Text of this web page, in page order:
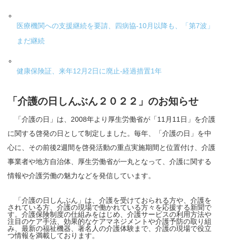
医療機関への支援継続を要請、四病協-10月以降も、「第7波」
まだ継続
健康保険証、来年12月2日に廃止-経過措置1年
「介護の日しんぶん２０２２」のお知らせ
「介護の日」は、2008年より厚生労働省が「11月11日」を介護
に関する啓発の日として制定しました。毎年、「介護の日」を中
心に、その前後2週間を啓発活動の重点実施期間と位置付け、介護
事業者や地方自治体、厚生労働省が一丸となって、介護に関する
情報や介護労働の魅力などを発信しています。
「介護の日しんぶん」は、介護を受けておられる方や、介護を
されている方、介護の現場で働かれている方々を応援する新聞で
す。介護保険制度の仕組みをはじめ、介護サービスの利用方法や
注目のケア手法、効果的なケアマネジメントや介護予防の取り組
み、最新の福祉機器、著名人の介護体験まで、介護の現場で役立
つ情報を満載しております。